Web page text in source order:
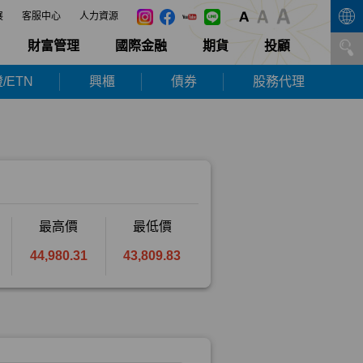
客服中心 人力資源
財富管理 國際金融 期貨 投顧
ETN 興櫃 債券 股務代理